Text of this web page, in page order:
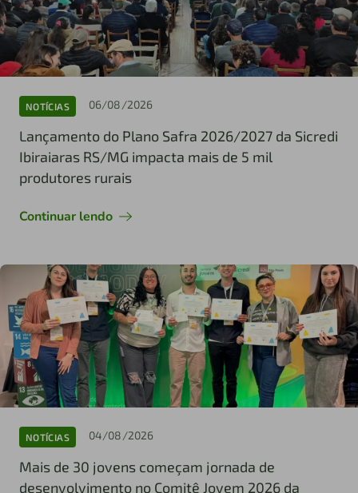
NOTÍCIAS 06/08/2026
Lançamento do Plano Safra 2026/2027 da Sicredi
Ibiraiaras RS/MG impacta mais de 5 mil
produtores rurais
Continuar lendo
NOTÍCIAS 04/08/2026
Mais de 30 jovens começam jornada de
desenvolvimento no Comitê Jovem 2026 da